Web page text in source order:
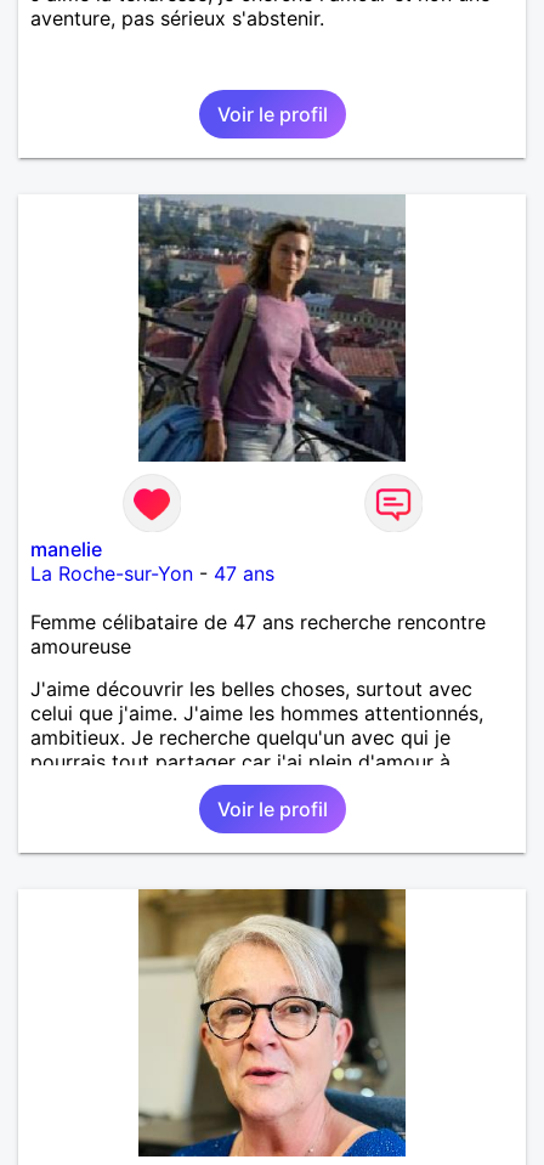
aventure, pas sérieux s'abstenir.
Voir le profil
manelie
La Roche-sur-Yon - 47 ans
Femme célibataire de 47 ans recherche rencontre
amoureuse
J'aime découvrir les belles choses, surtout avec
celui que j'aime. J'aime les hommes attentionnés,
ambitieux. Je recherche quelqu'un avec qui je
pourrais tout partager car j'ai plein d'amour à
Voir le profil